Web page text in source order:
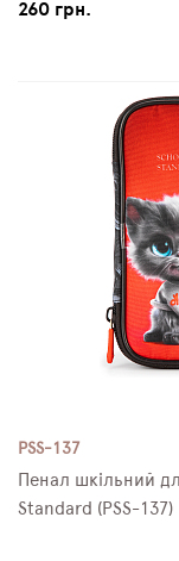
260 грн.
PSS-137
Пенал шкільний
Standard (PSS-137)